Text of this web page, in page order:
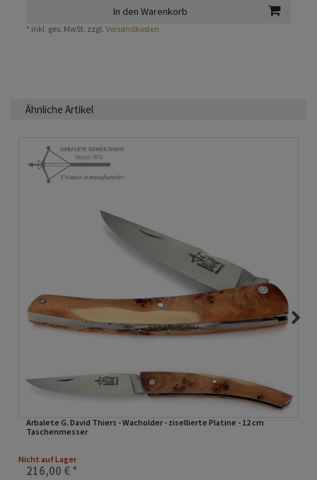
In den Warenkorb
* inkl. ges. MwSt. zzgl.Versandkosten
Ähnliche Artikel
Arbalete G. David Thiers - Wacholder - zisellierte Platine - 12 cm
Taschenmesser
Nicht auf Lager
216,00 € *